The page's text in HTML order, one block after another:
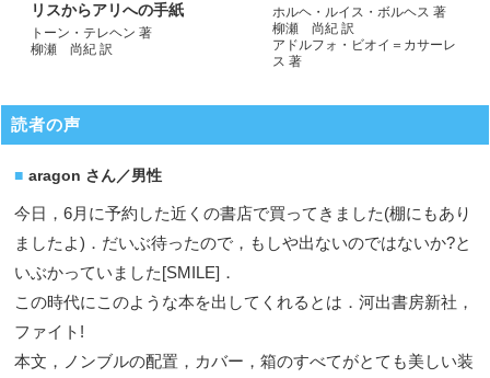
リスからアリへの手紙
トーン・テレヘン 著
柳瀬 尚紀 訳
ホルヘ・ルイス・ボルヘス 著
柳瀬 尚紀 訳
アドルフォ・ビオイ＝カサーレ
ス 著
読者の声
aragon さん／男性
今日，6月に予約した近くの書店で買ってきました(棚にもあり
ましたよ)．だいぶ待ったので，もしや出ないのではないか?と
いぶかっていました[SMILE]．
この時代にこのような本を出してくれるとは．河出書房新社，
ファイト!
本文，ノンブルの配置，カバー，箱のすべてがとても美しい装